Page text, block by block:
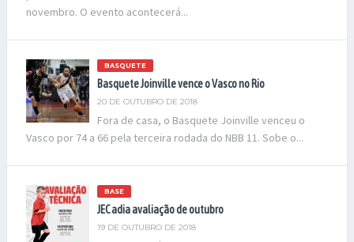
novembro. O evento acontecerá...
BASQUETE
Basquete Joinville vence o Vasco no Rio
20 DE OUTUBRO DE 2018
Fora de casa, o Basquete Joinville venceu o
Vasco por 74 a 66 pela terceira rodada do NBB 11. Sobe o...
BASE
JEC adia avaliação de outubro
19 DE OUTUBRO DE 2018